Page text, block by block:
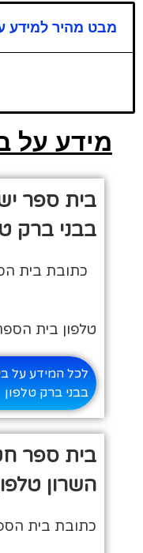
מבט מהיר למידע
מידע על
בית ספר
בבני ברק
כתובת בית
טלפון בית הספר: 03-
לכל המידע על
בבני ברק טלפון
בית ספר
השרון טלפון
כתובת בית